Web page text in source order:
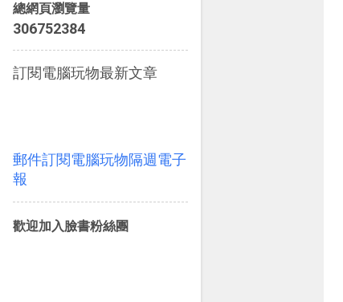
總網頁瀏覽量
306752384
訂閱電腦玩物最新文章
郵件訂閱電腦玩物隔週電子
報
歡迎加入臉書粉絲團